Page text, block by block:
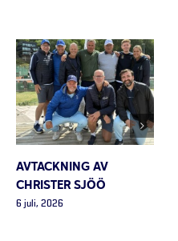
AVTACKNING AV
CHRISTER SJÖÖ
6 juli, 2026